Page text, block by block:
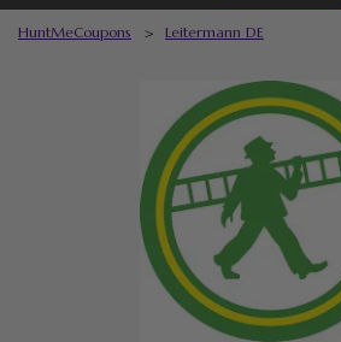
HuntMeCoupons > Leitermann DE